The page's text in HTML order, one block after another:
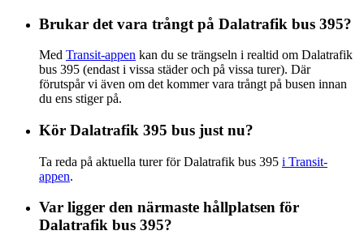
Brukar det vara trångt på Dalatrafik bus 395?
Med Transit-appen kan du se trängseln i realtid om Dalatrafik
bus 395 (endast i vissa städer och på vissa turer). Där
förutspår vi även om det kommer vara trångt på busen innan
du ens stiger på.
Kör Dalatrafik 395 bus just nu?
Ta reda på aktuella turer för Dalatrafik bus 395 i Transit-
appen.
Var ligger den närmaste hållplatsen för
Dalatrafik bus 395?